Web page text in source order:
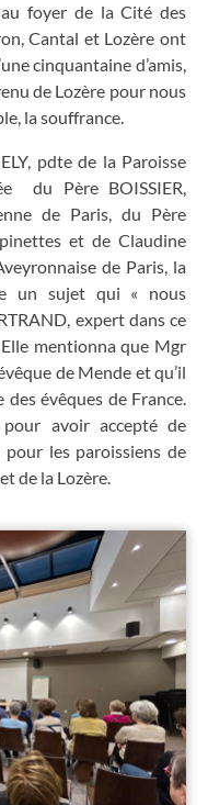
foyer de la Cité des
Cantal et Lozère ont
cinquantaine d’amis,
de Lozère pour nous
la souffrance.
pdte de la Paroisse
du Père BOISSIER,
de Paris, du Père
et de Claudine
de Paris, la
un sujet qui « nous
expert dans ce
mentionna que Mgr
de Mende et qu’il
évêques de France.
avoir accepté de
les paroissiens de
de la Lozère.